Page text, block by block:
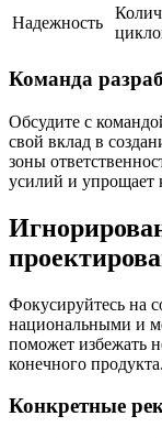
Надежность
Команда
Обсудите с
свой вклад в
зоны
усилий и
Фокусируйтесь на
национальными и
поможет избежать
конечного продукта.
Конкретные